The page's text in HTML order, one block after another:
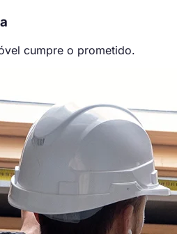
cumpre o prometido.